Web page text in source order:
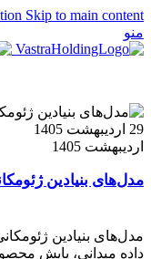
Skip to main content
منو
29 اردیبهشت 1405
اردیبهشت 1405
مدل‌های بنیادین
مدل‌های بنیادین
داده میدانی، پایش